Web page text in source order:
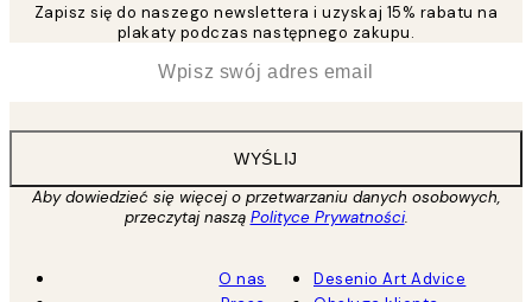
Zapisz się do naszego newslettera i uzyskaj 15% rabatu na
plakaty podczas następnego zakupu.
WYŚLIJ
Aby dowiedzieć się więcej o przetwarzaniu danych osobowych,
przeczytaj naszą Polityce Prywatności.
O nas
Desenio Art Advice